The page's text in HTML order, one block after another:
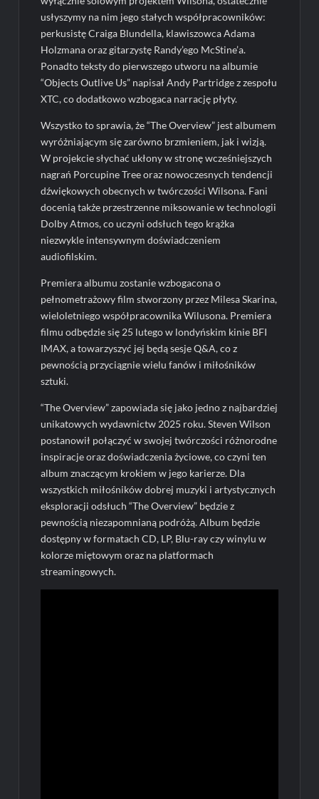
usłyszymy na nim jego stałych współpracowników:
perkusistę Craiga Blundella, klawiszowca Adama
Holzmana oraz gitarzystę Randy’ego McStine’a.
Ponadto teksty do pierwszego utworu na albumie
“Objects Outlive Us” napisał Andy Partridge z zespołu
XTC, co dodatkowo wzbogaca narrację płyty.
Wszystko to sprawia, że “The Overview” jest albumem
wyróżniającym się zarówno brzmieniem, jak i wizją.
W projekcie słychać ukłony w stronę wcześniejszych
nagrań Porcupine Tree oraz nowoczesnych tendencji
dźwiękowych obecnych w twórczości Wilsona. Fani
docenią także przestrzenne miksowanie w technologii
Dolby Atmos, co uczyni odsłuch tego krążka
niezwykle intensywnym doświadczeniem
audiofilskim.
Premiera albumu zostanie wzbogacona o
pełnometrażowy film stworzony przez Milesa Skarina,
wieloletniego współpracownika Wilusona. Premiera
filmu odbędzie się 25 lutego w londyńskim kinie BFI
IMAX, a towarzyszyć jej będą sesje Q&A, co z
pewnością przyciągnie wielu fanów i miłośników
sztuki.
“The Overview” zapowiada się jako jedno z najbardziej
unikatowych wydawnictw 2025 roku. Steven Wilson
postanowił połączyć w swojej twórczości różnorodne
inspiracje oraz doświadczenia życiowe, co czyni ten
album znaczącym krokiem w jego karierze. Dla
wszystkich miłośników dobrej muzyki i artystycznych
eksploracji odsłuch “The Overview” będzie z
pewnością niezapomnianą podróżą. Album będzie
dostępny w formatach CD, LP, Blu-ray czy winylu w
kolorze miętowym oraz na platformach
streamingowych.